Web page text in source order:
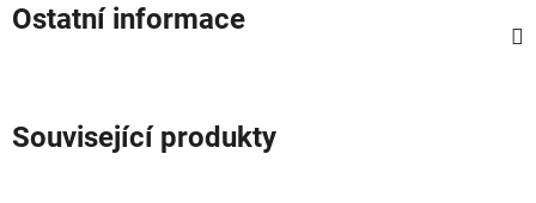
Ostatní informace
Související produkty